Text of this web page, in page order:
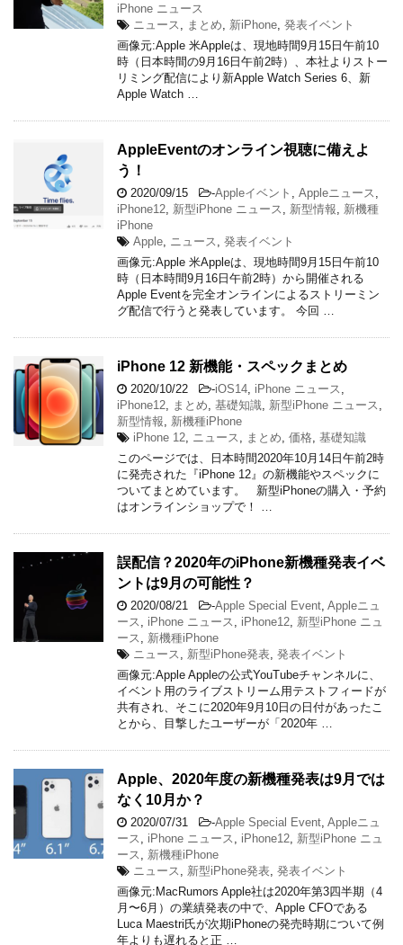
iPhone ニュース
ニュース
まとめ 新iPhone 発表イベント
画像元:Apple 米Appleは、現地時間9月15日午前10
時（日本時間の9月16日午前2時）、本社よりストー
リミング配信により新Apple Watch Series 6、新
Apple Watch …
AppleEventのオンライン視聴に備えよ
う！
2020/09/15 -Appleイベント Appleニュース
iPhone12 新型iPhone ニュース 新型情報
新機種
iPhone
Apple
ニュース
発表イベント
画像元:Apple 米Appleは、現地時間9月15日午前10
時（日本時間9月16日午前2時）から開催される
Apple Eventを完全オンラインによるストリーミン
グ配信で行うと発表しています。 今回 …
iPhone 12 新機能・スペックまとめ
2020/10/22 -iOS14 iPhone ニュース
iPhone12
まとめ 基礎知識 新型iPhone ニュース
新型情報
新機種iPhone
iPhone 12
ニュース まとめ 価格 基礎知識
このページでは、日本時間2020年10月14日午前2時
に発売された『iPhone 12』の新機能やスペックに
ついてまとめています。 新型iPhoneの購入・予約
はオンラインショップで！ …
誤配信？2020年のiPhone新機種発表イベ
ントは9月の可能性？
2020/08/21 -Apple Special Event Appleニュ
ース
iPhone ニュース iPhone12 新型iPhone ニュ
ース
新機種iPhone
ニュース
新型iPhone発表 発表イベント
画像元:Apple Appleの公式YouTubeチャンネルに、
イベント用のライブストリーム用テストフィードが
共有され、そこに2020年9月10日の日付があったこ
とから、目撃したユーザーが「2020年 …
Apple、2020年度の新機種発表は9月では
なく10月か？
2020/07/31 -Apple Special Event Appleニュ
ース
iPhone ニュース iPhone12 新型iPhone ニュ
ース
新機種iPhone
ニュース
新型iPhone発表 発表イベント
画像元:MacRumors Apple社は2020年第3四半期（4
月〜6月）の業績発表の中で、Apple CFOである
Luca Maestri氏が次期iPhoneの発売時期について例
年よりも遅れると正 …